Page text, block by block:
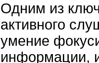
Одним из
активного
умение
информации,